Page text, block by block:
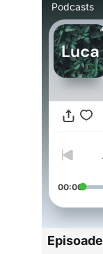
Podcasts
00:00
Episoade